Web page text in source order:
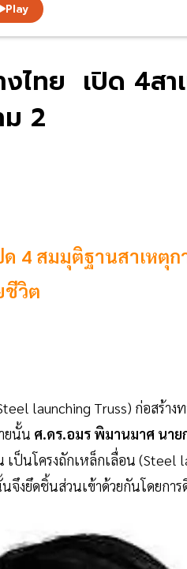
Play
งไทย เปิด 4ส
ม 2
4 สมมุติฐานสาเหตุ
ชีวิต
launching Truss) ก่อสร้า
ยนั้น ศ.ดร.อมร พิมานมาศ นาย
เป็นโครงถักเหล็กเลื่อน
งยึดชิ้นส่วนเข้าด้วยกันโดยการ